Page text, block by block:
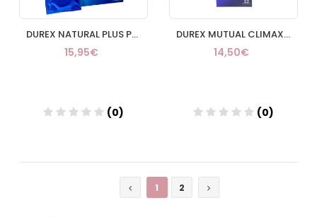
DUREX NATURAL PLUS PRESERVATIVOS 24 U
15,95€
(0)
DUREX MUTUAL CLIMAX PRESERVATIVOS 12 U
14,50€
(0)
1
2